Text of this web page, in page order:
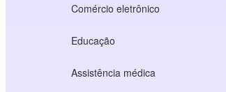
Comércio eletrônico
Educação
Assistência médica